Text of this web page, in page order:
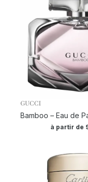
GUCCI
Bamboo – Eau de
à partir de